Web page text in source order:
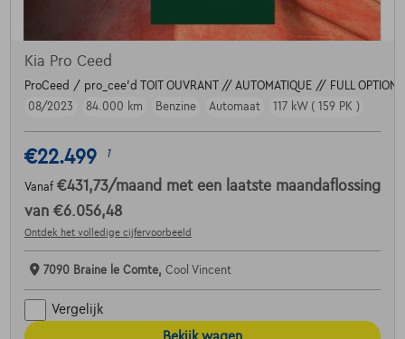
Kia Pro Ceed
ProCeed / pro_cee'd TOIT OUVRANT // AUTOMATIQUE // FULL OPTION
08/2023
84.000 km Benzine Automaat 117 kW ( 159 PK )
€22.499 1
Vanaf €431,73/maand met een laatste maandaflossing
van €6.056,48
Ontdek het volledige cijfervoorbeeld
7090 Braine le Comte, Cool Vincent
Vergelijk